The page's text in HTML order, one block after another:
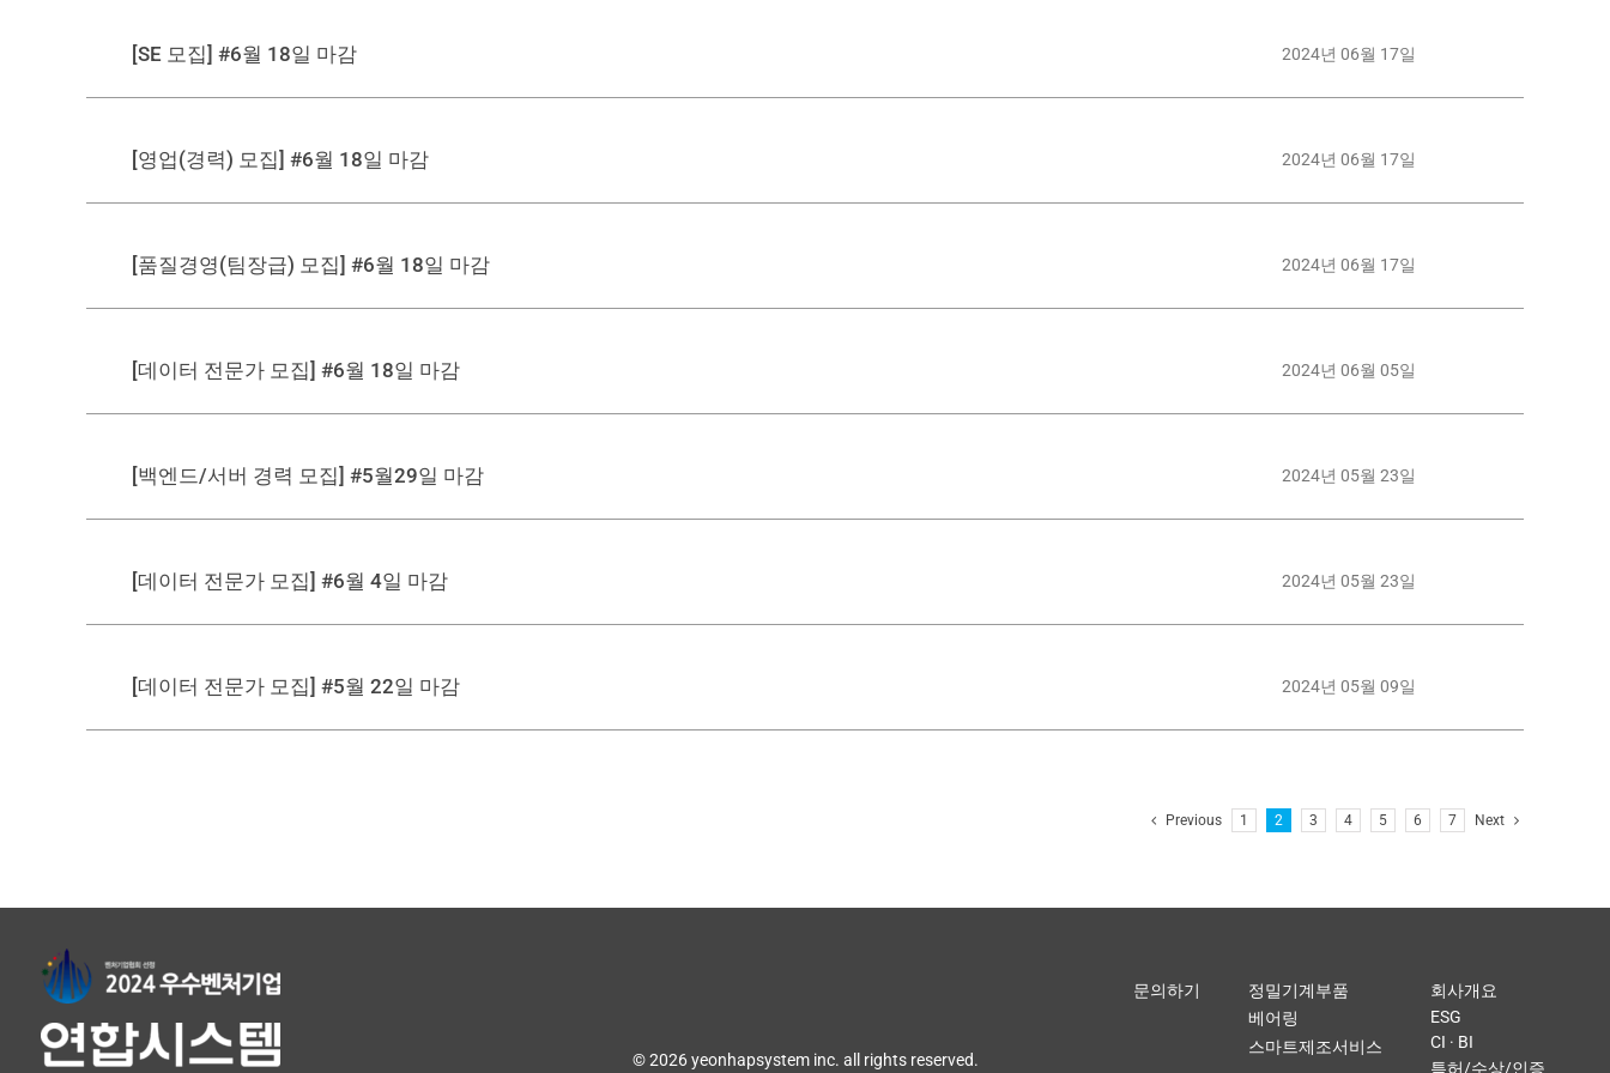
[SE 모집] #6월 18일 마감 2024년 06월 17일
[영업(경력) 모집] #6월 18일 마감 2024년 06월 17일
[품질경영(팀장급) 모집] #6월 18일 마감 2024년 06월 17일
[데이터 전문가 모집] #6월 18일 마감 2024년 06월 05일
[백엔드/서버 경력 모집] #5월29일 마감 2024년 05월 23일
[데이터 전문가 모집] #6월 4일 마감 2024년 05월 23일
[데이터 전문가 모집] #5월 22일 마감 2024년 05월 09일
Previous 1 2 3 4 5 6 7 Next
© 2026 yeonhapsystem inc. all rights reserved.
문의하기
정밀기계부품
베어링
스마트제조서비스
회사개요
ESG
CI · BI
특허/수상/인증